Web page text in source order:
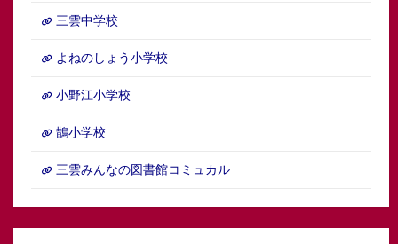
三雲中学校
よねのしょう小学校
小野江小学校
鵲小学校
三雲みんなの図書館コミュカル